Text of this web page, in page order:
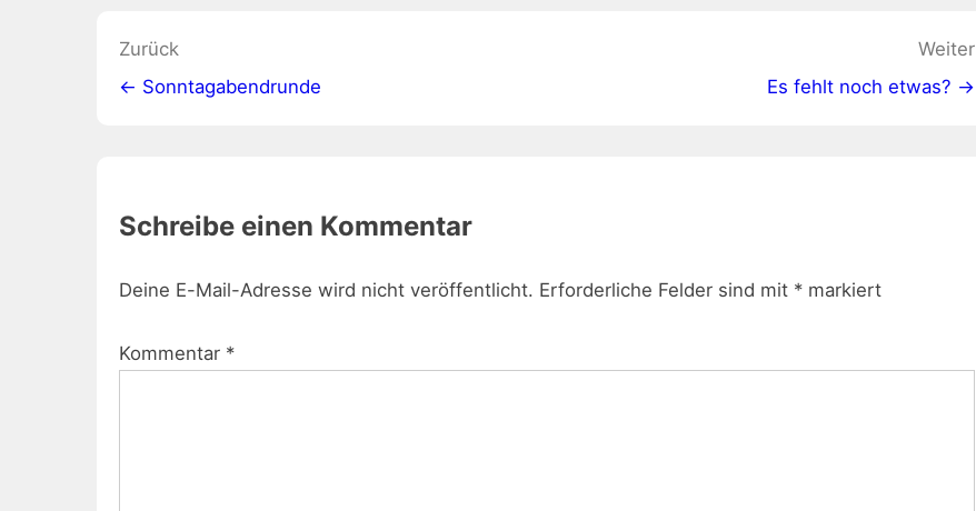
Beitragsnavigation
Zurück
← Sonntagabendrunde
Weiter
Es fehlt noch etwas? →
Schreibe einen Kommentar
Deine E-Mail-Adresse wird nicht veröffentlicht. Erforderliche Felder sind mit * markiert
Kommentar *